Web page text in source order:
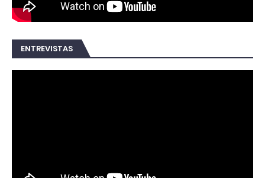
ENTREVISTAS